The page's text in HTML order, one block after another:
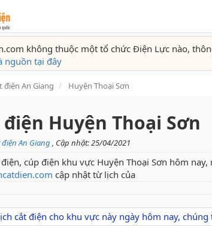
không thuộc một tổ chức Điện Lực nào,
nguồn tại đây
điện An Giang Huyện Thoại Sơn
Huyện Thoại Sơn
An Giang , Cập nhật: 25/04/2021
cúp điện khu vực Huyện Thoại Sơn hôm
cập nhật từ lịch của
cắt điện cho khu vực này ngày hôm nay,